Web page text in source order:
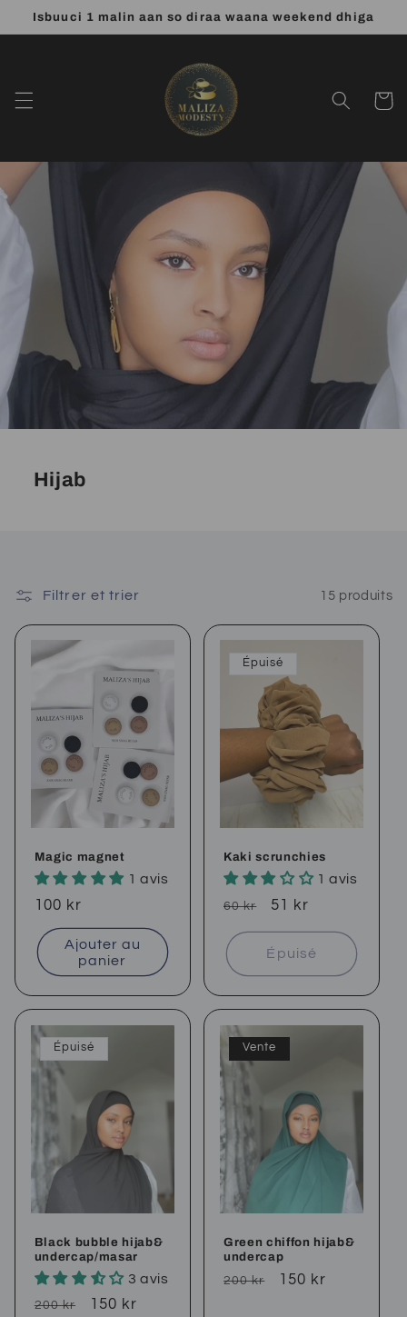
passer
au
Isbuuci 1 malin aan so diraa waana weekend dhiga
Panier
Hijab
Filtrer et trier 15 produits
Magic magnet
1 avis
Prix
habituel
100 kr
Ajouter au
panier
Épuisé
Kaki scrunchies
1 avis
Prix
60 kr
Prix
51 kr
Épuisé
Épuisé
Black bubble hijab&
undercap/masar
3 avis
Prix
200 kr
Prix
150 kr
Vente
Green chiffon hijab&
undercap
Prix
200 kr
Prix
150 kr